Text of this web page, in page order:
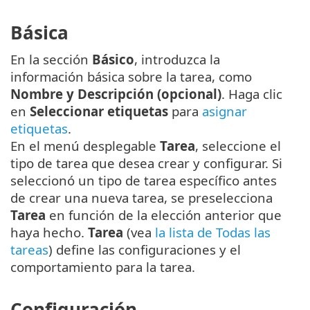
Básica
En la sección Básico, introduzca la
información básica sobre la tarea, como
Nombre y Descripción (opcional). Haga clic
en Seleccionar etiquetas para asignar
etiquetas.
En el menú desplegable Tarea, seleccione el
tipo de tarea que desea crear y configurar. Si
seleccionó un tipo de tarea específico antes
de crear una nueva tarea, se preselecciona
Tarea en función de la elección anterior que
haya hecho. Tarea (vea la lista de Todas las
tareas) define las configuraciones y el
comportamiento para la tarea.